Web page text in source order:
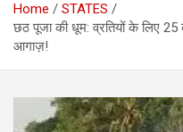
Home
STATES
छठ पूजा की धूम: व्रतियों के लिए 25
आगाज़!